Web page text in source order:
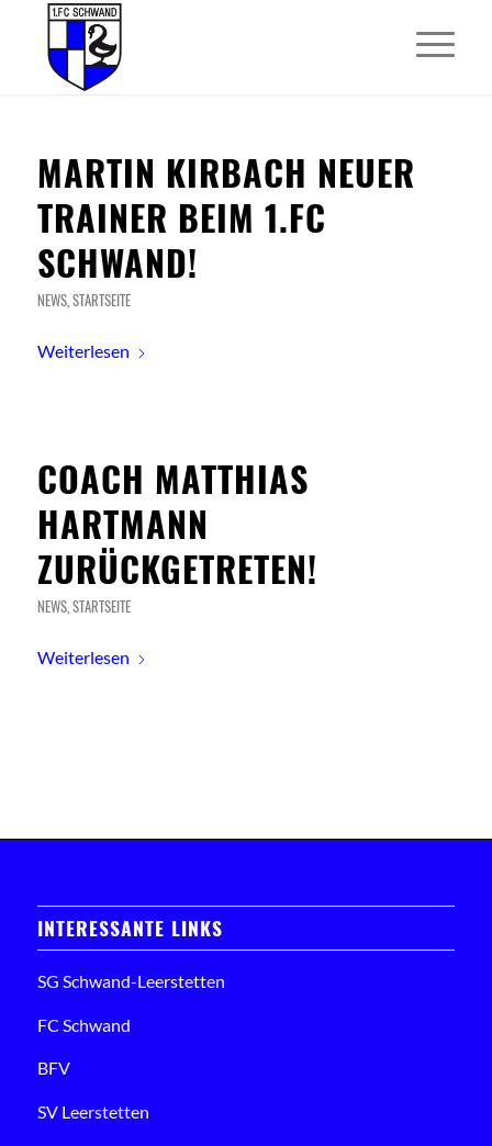
MARTIN KIRBACH NEUER
TRAINER BEIM 1.FC
SCHWAND!
NEWS,STARTSEITE
Weiterlesen
COACH MATTHIAS
HARTMANN
ZURÜCKGETRETEN!
NEWS,STARTSEITE
Weiterlesen
INTERESSANTE LINKS
SG Schwand-Leerstetten
FC Schwand
BFV
SV Leerstetten